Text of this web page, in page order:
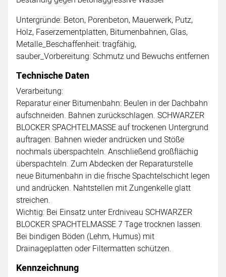
Untergründe: Beton, Porenbeton, Mauerwerk, Putz,
Holz, Faserzementplatten, Bitumenbahnen, Glas,
Metalle_Beschaffenheit: tragfähig,
sauber_Vorbereitung: Schmutz und Bewuchs entfernen
Technische Daten
Verarbeitung:
Reparatur einer Bitumenbahn: Beulen in der Dachbahn
aufschneiden. Bahnen zurückschlagen. SCHWARZER
BLOCKER SPACHTELMASSE auf trockenen Untergrund
auftragen. Bahnen wieder andrücken und Stöße
nochmals überspachteln. Anschließend großflächig
überspachteln. Zum Abdecken der Reparaturstelle
neue Bitumenbahn in die frische Spachtelschicht legen
und andrücken. Nahtstellen mit Zungenkelle glatt
streichen.
Wichtig: Bei Einsatz unter Erdniveau SCHWARZER
BLOCKER SPACHTELMASSE 7 Tage trocknen lassen.
Bei bindigen Böden (Lehm, Humus) mit
Drainageplatten oder Filtermatten schützen.
Kennzeichnung